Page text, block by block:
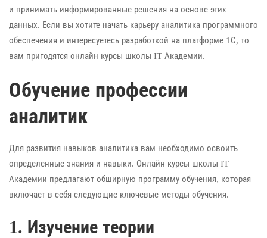
и принимать информированные решения на основе этих
данных. Если вы хотите начать карьеру аналитика программного
обеспечения и интересуетесь разработкой на платформе 1С, то
вам пригодятся онлайн курсы школы IT Академии.
Обучение профессии
аналитик
Для развития навыков аналитика вам необходимо освоить
определенные знания и навыки. Онлайн курсы школы IT
Академии предлагают обширную программу обучения, которая
включает в себя следующие ключевые методы обучения.
1. Изучение теории